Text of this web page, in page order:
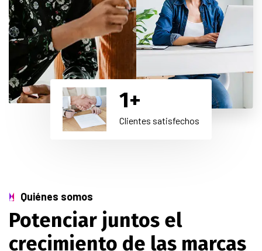
1+
Clientes satisfechos
Quiénes somos
Potenciar juntos el
crecimiento de las marcas